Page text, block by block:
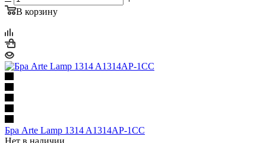
В корзину
Бра Arte Lamp 1314 A1314AP-1CC
Нет в наличии